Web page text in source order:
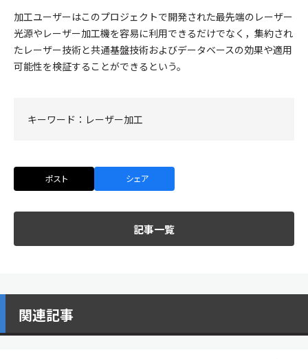
加工ユーザーはこのプロジェクトで開発された最先端のレーザー
光源やレーザー加工機を容易に利用できるだけでなく，集約され
たレーザー技術と共通基盤技術およびデータベースの効果や適用
可能性を検証することができるという。
キーワード： レーザー加工
ポスト シェア
記事一覧
関連記事